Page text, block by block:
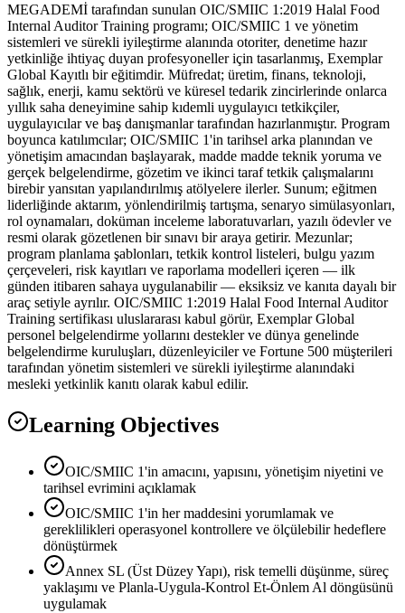
MEGADEMİ tarafından sunulan OIC/SMIIC 1:2019 Halal Food
Internal Auditor Training programı; OIC/SMIIC 1 ve yönetim
sistemleri ve sürekli iyileştirme alanında otoriter, denetime hazır
yetkinliğe ihtiyaç duyan profesyoneller için tasarlanmış, Exemplar
Global Kayıtlı bir eğitimdir. Müfredat; üretim, finans, teknoloji,
sağlık, enerji, kamu sektörü ve küresel tedarik zincirlerinde onlarca
yıllık saha deneyimine sahip kıdemli uygulayıcı tetkikçiler,
uygulayıcılar ve baş danışmanlar tarafından hazırlanmıştır. Program
boyunca katılımcılar; OIC/SMIIC 1'in tarihsel arka planından ve
yönetişim amacından başlayarak, madde madde teknik yoruma ve
gerçek belgelendirme, gözetim ve ikinci taraf tetkik çalışmalarını
birebir yansıtan yapılandırılmış atölyelere ilerler. Sunum; eğitmen
liderliğinde aktarım, yönlendirilmiş tartışma, senaryo simülasyonları,
rol oynamaları, doküman inceleme laboratuvarları, yazılı ödevler ve
resmi olarak gözetlenen bir sınavı bir araya getirir. Mezunlar;
program planlama şablonları, tetkik kontrol listeleri, bulgu yazım
çerçeveleri, risk kayıtları ve raporlama modelleri içeren — ilk
günden itibaren sahaya uygulanabilir — eksiksiz ve kanıta dayalı bir
araç setiyle ayrılır. OIC/SMIIC 1:2019 Halal Food Internal Auditor
Training sertifikası uluslararası kabul görür, Exemplar Global
personel belgelendirme yollarını destekler ve dünya genelinde
belgelendirme kuruluşları, düzenleyiciler ve Fortune 500 müşterileri
tarafından yönetim sistemleri ve sürekli iyileştirme alanındaki
mesleki yetkinlik kanıtı olarak kabul edilir.
Learning Objectives
OIC/SMIIC 1'in amacını, yapısını, yönetişim niyetini ve
tarihsel evrimini açıklamak
OIC/SMIIC 1'in her maddesini yorumlamak ve
gereklilikleri operasyonel kontrollere ve ölçülebilir hedeflere
dönüştürmek
Annex SL (Üst Düzey Yapı), risk temelli düşünme, süreç
yaklaşımı ve Planla-Uygula-Kontrol Et-Önlem Al döngüsünü
uygulamak